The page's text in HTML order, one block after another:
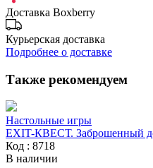
Доставка Boxberry
Курьерская доставка
Подробнее о доставке
Также рекомендуем
Настольные игры
EXIT-КВЕСТ. Заброшенный
Код : 8718
В наличии